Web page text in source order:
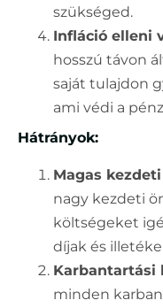
szükséged.
Infláció elleni
hosszú távon
saját tulajdon
ami védi a
Hátrányok:
Magas
nagy kezdeti
költségeket
díjak és
Karbantartási
minden